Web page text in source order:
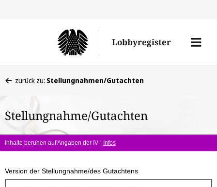
Lobbyregister
Menü
befinden
hier:
zurück zu: Stellungnahmen/Gutachten
Stellungnahme/Gutachten
Inhalte beruhen auf Angaben der IV - Infos
Version der Stellungnahme/des Gutachtens